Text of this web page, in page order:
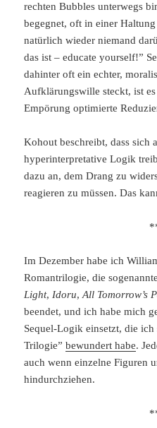
rechten Bubbles unterwegs
begegnet, oft in einer
natürlich wieder niemand
das ist – educate yourself!”
dahinter oft ein echter,
Aufklärungswille steckt, ist
Empörung optimierte
Kohout beschreibt, dass sich
hyperinterpretative Logik
dazu an, dem Drang zu
reagieren zu müssen. Das
Im Dezember habe ich
Romantrilogie, die
Light,Idoru,All Tomorrow’s
beendet, und ich habe mich
Sequel-Logik einsetzt, die
Trilogie”bewundert habe.
auch wenn einzelne Figuren
hindurchziehen.